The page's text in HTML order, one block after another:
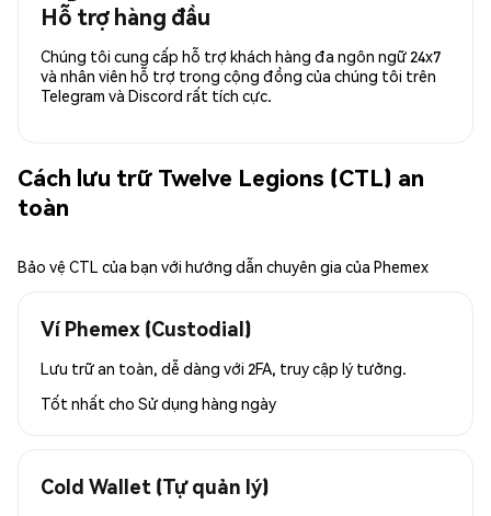
Hỗ trợ hàng đầu
Chúng tôi cung cấp hỗ trợ khách hàng đa ngôn ngữ 24x7
và nhân viên hỗ trợ trong cộng đồng của chúng tôi trên
Telegram và Discord rất tích cực.
Cách lưu trữ Twelve Legions (CTL) an
toàn
Bảo vệ CTL của bạn với hướng dẫn chuyên gia của Phemex
Ví Phemex (Custodial)
Lưu trữ an toàn, dễ dàng với 2FA, truy cập lý tưởng.
Tốt nhất cho Sử dụng hàng ngày
Cold Wallet (Tự quản lý)